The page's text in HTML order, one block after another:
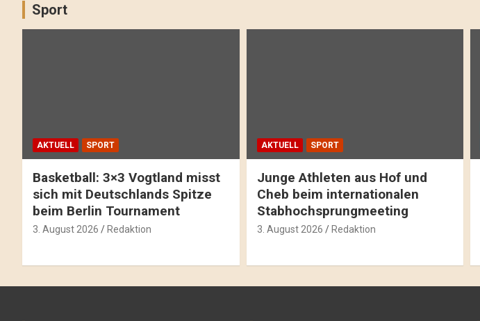
Sport
AKTUELL SPORT
Basketball: 3×3 Vogtland misst
sich mit Deutschlands Spitze
beim Berlin Tournament
3. August 2026 Redaktion
AKTUELL SPORT
Junge Athleten aus Hof und
Cheb beim internationalen
Stabhochsprungmeeting
3. August 2026 Redaktion